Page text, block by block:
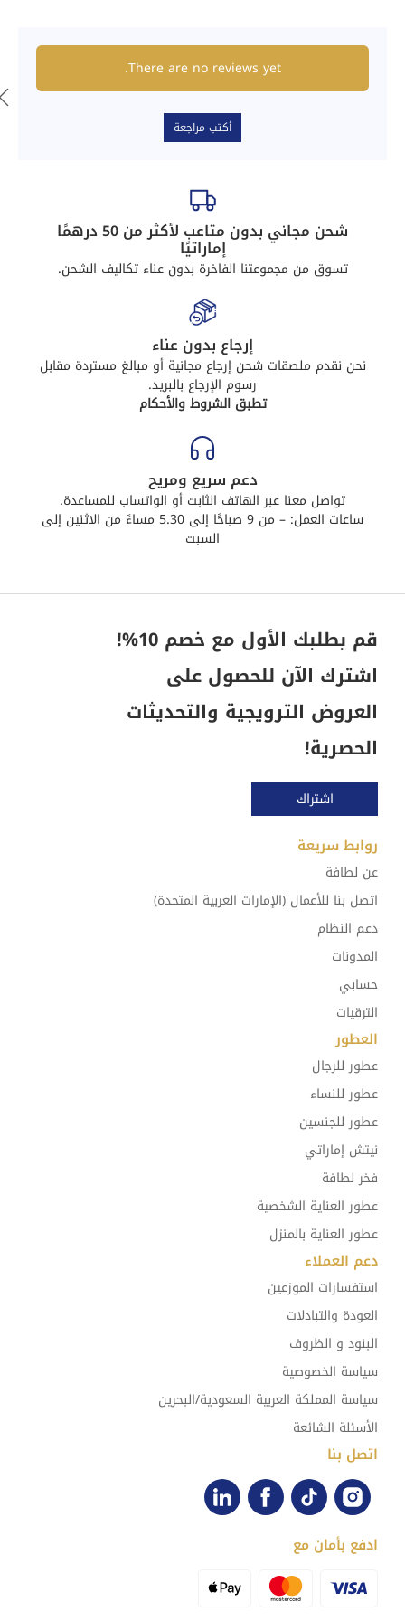
There are no reviews yet.
أكتب مراجعة
شحن مجاني بدون متاعب لأكثر من 50 درهمًا
إماراتيًا
تسوق من مجموعتنا الفاخرة بدون عناء تكاليف الشحن.
إرجاع بدون عناء
نحن نقدم ملصقات شحن إرجاع مجانية أو مبالغ مستردة مقابل
رسوم الإرجاع بالبريد.
تطبق الشروط والأحكام
دعم سريع ومريح
تواصل معنا عبر الهاتف الثابت أو الواتساب للمساعدة.
ساعات العمل: – من 9 صباحًا إلى 5.30 مساءً من الاثنين إلى
السبت
قم بطلبك الأول مع خصم 10%!
اشترك الآن للحصول على
العروض الترويجية والتحديثات
الحصرية!
اشتراك
روابط سريعة
عن لطافة
اتصل بنا للأعمال (الإمارات العربية المتحدة)
دعم النظام
المدونات
حسابي
الترقيات
العطور
عطور للرجال
عطور للنساء
عطور للجنسين
نيتش إماراتي
فخر لطافة
عطور العناية الشخصية
عطور العناية بالمنزل
دعم العملاء
استفسارات الموزعين
العودة والتبادلات
البنود و الظروف
سياسة الخصوصية
سياسة المملكة العربية السعودية/البحرين
الأسئلة الشائعة
اتصل بنا
ادفع بأمان مع